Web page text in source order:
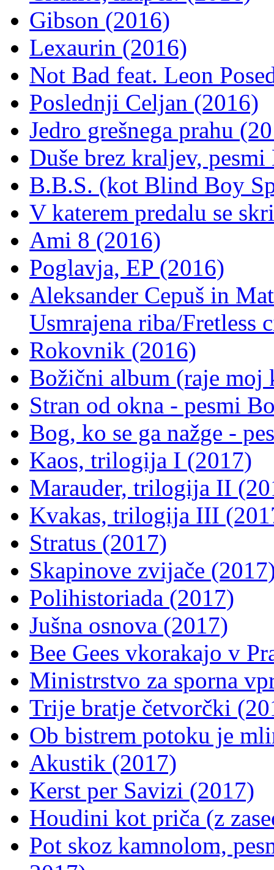
Gibson (2016)
Lexaurin (2016)
Not Bad feat. Leon
Poslednji Celjan (2016)
Jedro grešnega prahu
Duše brez kraljev,
B.B.S. (kot Blind Boy
V katerem predalu se
Ami 8 (2016)
Poglavja, EP (2016)
Aleksander Cepuš in
Usmrajena riba/Fretless
Rokovnik (2016)
Božični album (raje moj
Stran od okna - pesmi
Bog, ko se ga nažge -
Kaos, trilogija I (2017)
Marauder, trilogija II
Kvakas, trilogija III
Stratus (2017)
Skapinove zvijače
Polihistoriada (2017)
Jušna osnova (2017)
Bee Gees vkorakajo v
Ministrstvo za sporna
Trije bratje četvorčki
Ob bistrem potoku je
Akustik (2017)
Kerst per Savizi (2017)
Houdini kot priča (z
Pot skoz kamnolom,